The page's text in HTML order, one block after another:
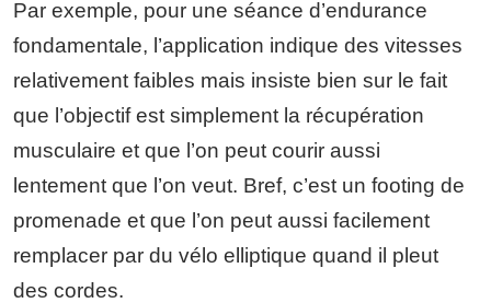
Par exemple, pour une séance d’endurance
fondamentale, l’application indique des vitesses
relativement faibles mais insiste bien sur le fait
que l’objectif est simplement la récupération
musculaire et que l’on peut courir aussi
lentement que l’on veut. Bref, c’est un footing de
promenade et que l’on peut aussi facilement
remplacer par du vélo elliptique quand il pleut
des cordes.